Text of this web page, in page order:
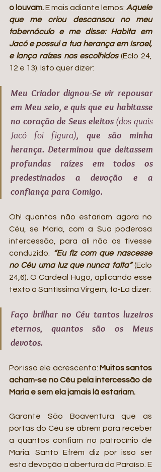
o louvam. E mais adiante lemos: Aquele
que me criou descansou no meu
tabernáculo e me disse: Habita em
Jacó e possui a tua herança em Israel,
e lança raízes nos escolhidos (Eclo 24,
12 e 13). Isto quer dizer:
Meu Criador dignou-Se vir repousar
em Meu seio, e quis que eu habitasse
no coração de Seus eleitos (dos quais
Jacó foi figura), que são minha
herança. Determinou que deitassem
profundas raízes em todos os
predestinados a devoção e a
confiança para Comigo.
Oh! quantos não estariam agora no
Céu, se Maria, com a Sua poderosa
intercessão, para ali não os tivesse
conduzido.
“Eu fiz com que nascesse
no Céu uma luz que nunca falta” (Eclo
24,6). O Cardeal Hugo, aplicando esse
Faço brilhar no Céu tantos luzeiros
eternos, quantos são os Meus
devotos.
Por isso ele acrescenta: Muitos santos
acham-se no Céu pela intercessão de
Maria e sem ela jamais lá estariam.
Garante São Boaventura que as
portas do Céu se abrem para receber
a quantos confiam no patrocínio de
Maria. Santo Efrém diz por isso ser
esta devoção a abertura do Paraíso. E